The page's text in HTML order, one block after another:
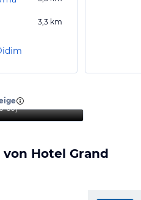
3,3 km
60)
Hotel Grand